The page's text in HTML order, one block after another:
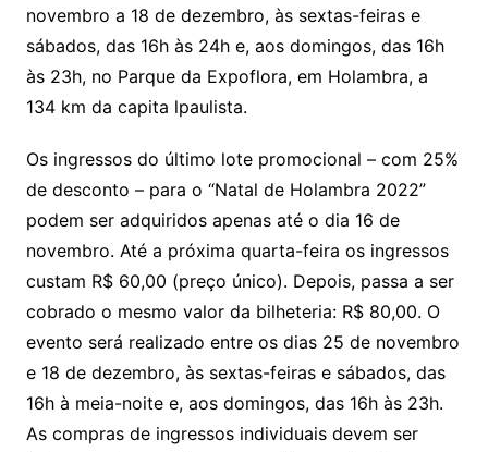
novembro a 18 de dezembro, às sextas-feiras e
sábados, das 16h às 24h e, aos domingos, das 16h
às 23h, no Parque da Expoflora, em Holambra, a
134 km da capita lpaulista.
Os ingressos do último lote promocional – com 25%
de desconto – para o “Natal de Holambra 2022”
podem ser adquiridos apenas até o dia 16 de
novembro. Até a próxima quarta-feira os ingressos
custam R$ 60,00 (preço único). Depois, passa a ser
cobrado o mesmo valor da bilheteria: R$ 80,00. O
evento será realizado entre os dias 25 de novembro
e 18 de dezembro, às sextas-feiras e sábados, das
16h à meia-noite e, aos domingos, das 16h às 23h.
As compras de ingressos individuais devem ser